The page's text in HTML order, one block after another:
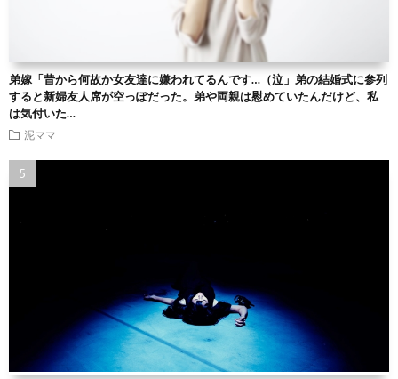
弟嫁「昔から何故か女友達に嫌われてるんです…（泣」弟の結婚式に参列
すると新婦友人席が空っぽだった。弟や両親は慰めていたんだけど、私
は気付いた…
泥ママ